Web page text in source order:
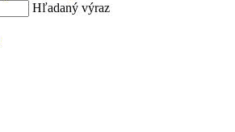
Hľadaný výraz